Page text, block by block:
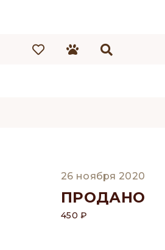
26 ноября 2020
ПРОДАНО
450 ₽